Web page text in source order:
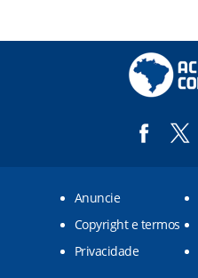
Anuncie
Copyright e termos
Privacidade